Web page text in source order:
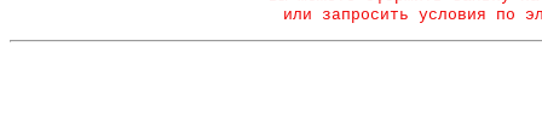
или запросить условия по